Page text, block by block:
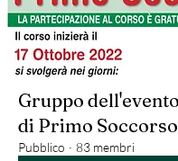
Gruppo
di Primo Soccorso
Pubblico · 83 membri